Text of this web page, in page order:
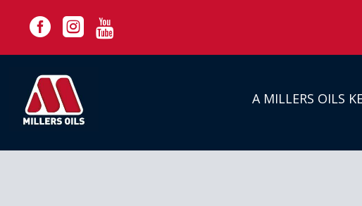
  
A MILLERS OILS